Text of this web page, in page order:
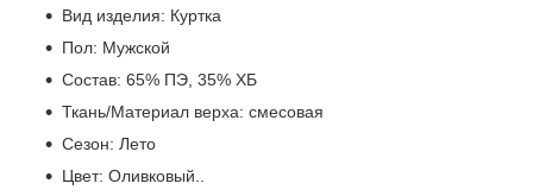
Вид изделия: Куртка
Пол: Мужской
Состав: 65% ПЭ, 35% ХБ
Ткань/Материал верха: смесовая
Сезон: Лето
Цвет: Оливковый..